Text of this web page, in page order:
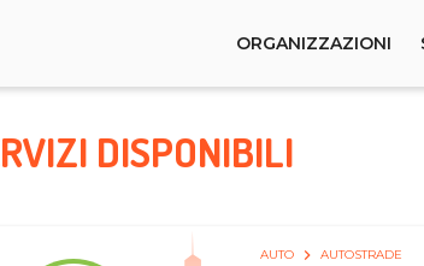
ORGANIZZAZIONI
DISPONIBILI
AUTO AUTOSTRADE